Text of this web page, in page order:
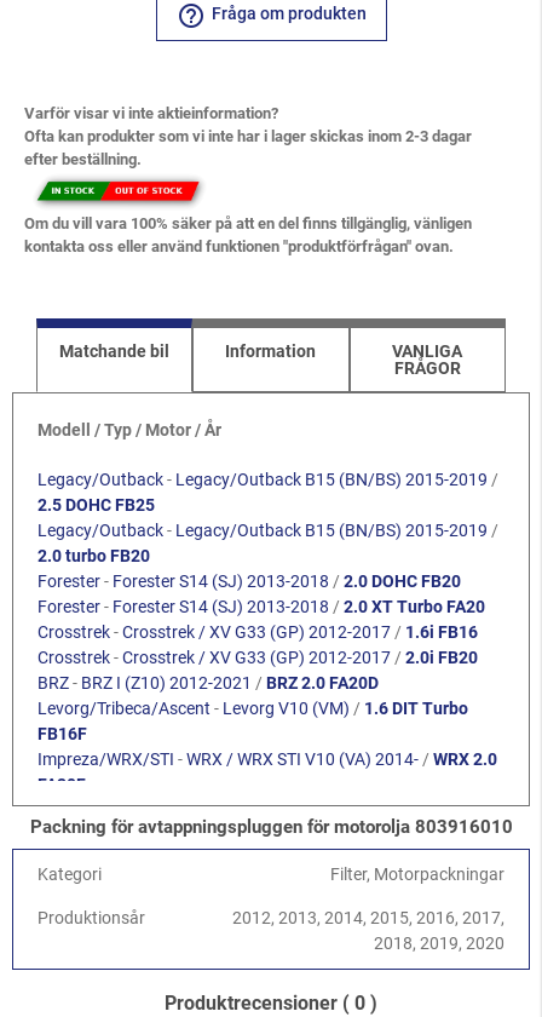
help_outline Fråga om produkten
Varför visar vi inte aktieinformation?
Ofta kan produkter som vi inte har i lager skickas inom 2-3 dagar
efter beställning.
Om du vill vara 100% säker på att en del finns tillgänglig, vänligen
kontakta oss eller använd funktionen "produktförfrågan" ovan.
Matchande bil Information
VANLIGA
FRÅGOR
Modell / Typ / Motor / År
Legacy/Outback- Legacy/Outback B15 (BN/BS) 2015-2019 /
2.5 DOHC FB25
Legacy/Outback- Legacy/Outback B15 (BN/BS) 2015-2019 /
2.0 turbo FB20
Forester- Forester S14 (SJ) 2013-2018 /2.0 DOHC FB20
Forester- Forester S14 (SJ) 2013-2018 /2.0 XT Turbo FA20
Crosstrek-Crosstrek / XV G33 (GP) 2012-2017 / 1.6i FB16
Crosstrek-Crosstrek / XV G33 (GP) 2012-2017 /2.0i FB20
BRZ- BRZ I (Z10) 2012-2021 /BRZ 2.0 FA20D
Levorg/Tribeca/Ascent - Levorg V10 (VM) / 1.6 DIT Turbo
FB16F
Impreza/WRX/STI -WRX / WRX STI V10 (VA) 2014- /WRX 2.0
FA20F
Forester-Forester S14 (SJ) 2013-2018/2.5 DOHC FB25
Packning för avtappningspluggen för motorolja 803916010
Kategori Filter, Motorpackningar
Produktionsår
2012, 2013, 2014, 2015, 2016, 2017,
2018, 2019, 2020
Produktrecensioner ( 0 )